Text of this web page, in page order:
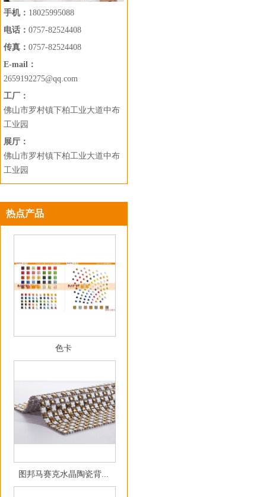
手机： 18025995088
电话： 0757-82524408
传真： 0757-82524408
E-mail：
2659192275@qq.com
工厂：
佛山市罗村镇下柏工业大道中布
工业园
展厅：
佛山市罗村镇下柏工业大道中布
工业园
热点产品
色卡
图邦马赛克水晶陶瓷背...